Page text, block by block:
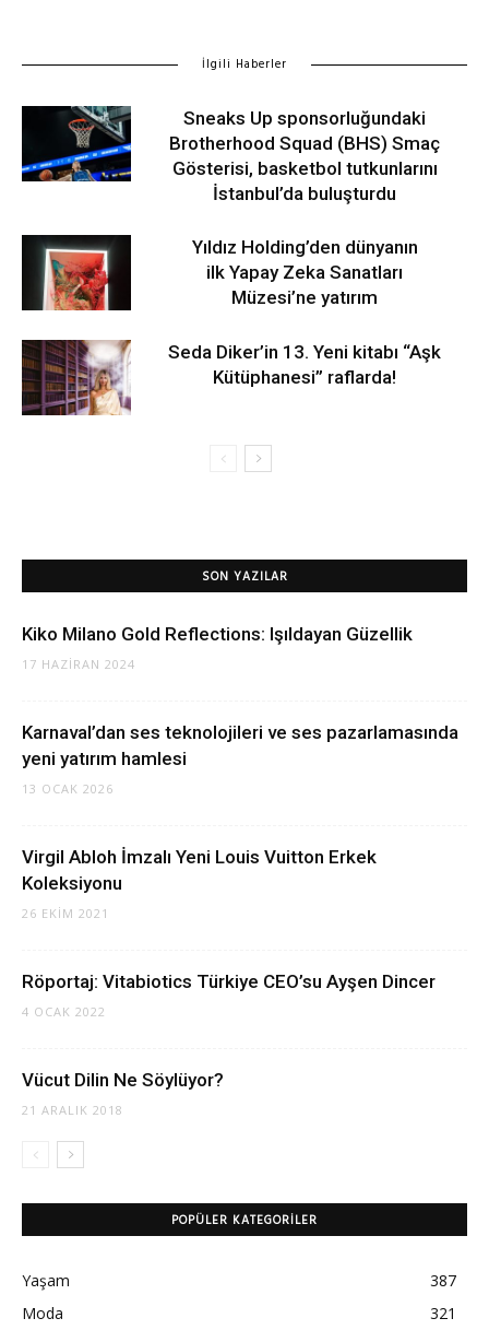
İlgili Haberler
Sneaks Up sponsorluğundaki
Brotherhood Squad (BHS) Smaç
Gösterisi, basketbol tutkunlarını
İstanbul’da buluşturdu
Yıldız Holding’den dünyanın
ilk Yapay Zeka Sanatları
Müzesi’ne yatırım
Seda Diker’in 13. Yeni kitabı “Aşk
Kütüphanesi” raflarda!
SON YAZILAR
Kiko Milano Gold Reflections: Işıldayan Güzellik
17 HAZIRAN 2024
Karnaval’dan ses teknolojileri ve ses pazarlamasında
yeni yatırım hamlesi
13 OCAK 2026
Virgil Abloh İmzalı Yeni Louis Vuitton Erkek
Koleksiyonu
26 EKIM 2021
Röportaj: Vitabiotics Türkiye CEO’su Ayşen Dincer
4 OCAK 2022
Vücut Dilin Ne Söylüyor?
21 ARALIK 2018
POPÜLER KATEGORILER
Yaşam
387
Moda
321